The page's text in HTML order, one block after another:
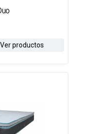
Ver productos